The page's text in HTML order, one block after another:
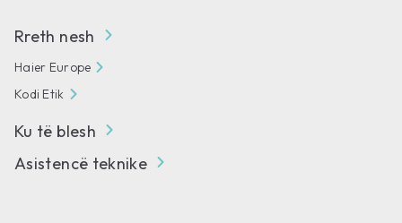
Rreth nesh
Haier Europe
Kodi Etik
Ku të blesh
Asistencë teknike